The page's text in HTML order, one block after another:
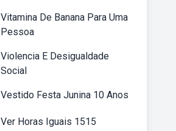
Vitamina De Banana Para Uma
Pessoa
Violencia E Desigualdade
Social
Vestido Festa Junina 10 Anos
Ver Horas Iguais 1515